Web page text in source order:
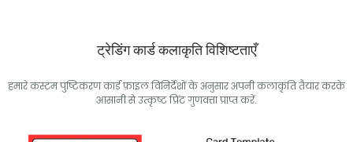
ट्रेडिंग कार्ड कलाकृति विशिष्टताएँ
हमारे कस्टम पुष्टिकरण कार्ड फ़ाइल विनिर्देशों के अनुसार अपनी कलाकृति तैयार करके
आसानी से उत्कृष्ट प्रिंट गुणवत्ता प्राप्त करें.